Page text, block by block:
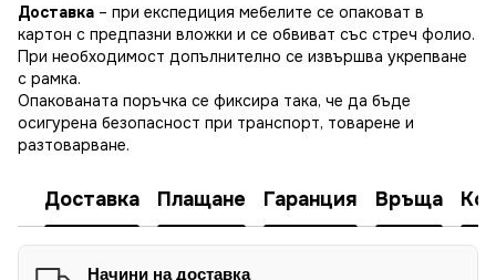
Доставка – при експедиция мебелите се опаковат в
картон с предпазни вложки и се обвиват със стреч фолио.
При необходимост допълнително се извършва укрепване
с рамка.
Опакованата поръчка се фиксира така, че да бъде
осигурена безопасност при транспорт, товарене и
разтоварване.
Доставка Плащане Гаранция Връща
Начини на доставка